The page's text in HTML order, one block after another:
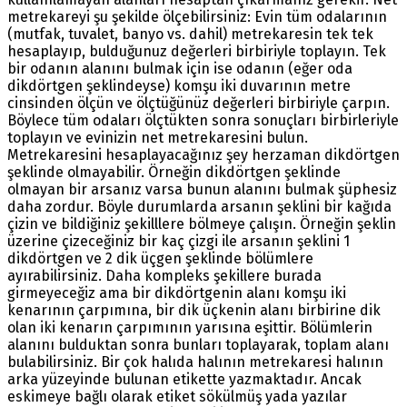
metrekareyi şu şekilde ölçebilirsiniz: Evin tüm odalarının
(mutfak, tuvalet, banyo vs. dahil) metrekaresin tek tek
hesaplayıp, bulduğunuz değerleri birbiriyle toplayın. Tek
bir odanın alanını bulmak için ise odanın (eğer oda
dikdörtgen şeklindeyse) komşu iki duvarının metre
cinsinden ölçün ve ölçtüğünüz değerleri birbiriyle çarpın.
Böylece tüm odaları ölçtükten sonra sonuçları birbirleriyle
toplayın ve evinizin net metrekaresini bulun.
Metrekaresini hesaplayacağınız şey herzaman dikdörtgen
şeklinde olmayabilir. Örneğin dikdörtgen şeklinde
olmayan bir arsanız varsa bunun alanını bulmak şüphesiz
daha zordur. Böyle durumlarda arsanın şeklini bir kağıda
çizin ve bildiğiniz şekilllere bölmeye çalışın. Örneğin şeklin
üzerine çizeceğiniz bir kaç çizgi ile arsanın şeklini 1
dikdörtgen ve 2 dik üçgen şeklinde bölümlere
ayırabilirsiniz. Daha kompleks şekillere burada
girmeyeceğiz ama bir dikdörtgenin alanı komşu iki
kenarının çarpımına, bir dik üçkenin alanı birbirine dik
olan iki kenarın çarpımının yarısına eşittir. Bölümlerin
alanını bulduktan sonra bunları toplayarak, toplam alanı
bulabilirsiniz. Bir çok halıda halının metrekaresi halının
arka yüzeyinde bulunan etikette yazmaktadır. Ancak
eskimeye bağlı olarak etiket sökülmüş yada yazılar